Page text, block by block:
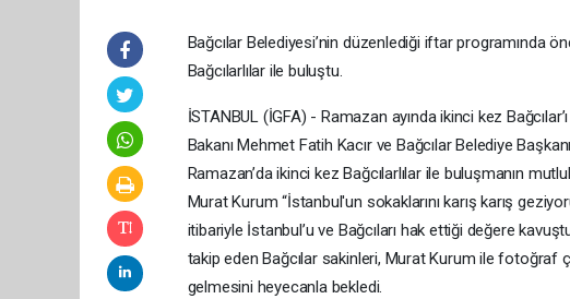
Bağcılar Belediyesi’nin düzenlediği iftar programında
Bağcılarlılar ile buluştu.
İSTANBUL (İGFA) - Ramazan ayında ikinci kez
Bakanı Mehmet Fatih Kacır ve Bağcılar Belediye
Ramazan’da ikinci kez Bağcılarlılar ile buluşmanın
Murat Kurum “İstanbul'un sokaklarını karış karış
itibariyle İstanbul’u ve Bağcıları hak ettiği değere
takip eden Bağcılar sakinleri, Murat Kurum ile fotoğraf
gelmesini heyecanla bekledi.